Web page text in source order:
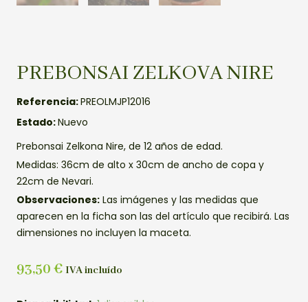
PREBONSAI ZELKOVA NIRE
Referencia:PREOLMJP12016
Estado:Nuevo
Prebonsai Zelkona Nire, de 12 años de edad.
Medidas: 36cm de alto x 30cm de ancho de copa y
22cm de Nevari.
Observaciones: Las imágenes y las medidas que
aparecen en la ficha son las del artículo que recibirá. Las
dimensiones no incluyen la maceta.
93,50 € IVA incluído